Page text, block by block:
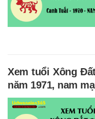
Xem tuổi Xông
năm 1971, nam